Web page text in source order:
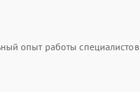
опыт работы специалистов